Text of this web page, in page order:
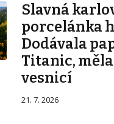
Slavná
porcelánka
Dodávala
Titanic,
vesnicí
21. 7. 2026